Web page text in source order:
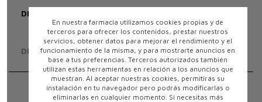
DESCRIPCIÓN
DETALLES DEL PRODUCTO
¿Qué es y para qué sirve?
En nuestra farmacia utilizamos cookies propias y de
terceros para ofrecer los contenidos, prestar nuestros
servicios, obtener datos para mejorar el rendimiento y el
funcionamiento de la misma, y para mostrarte anuncios en
base a tus preferencias. Terceros autorizados también
utilizan estas herramientas en relación a los anuncios que
muestran. Al aceptar nuestras cookies, permitirás su
instalación en tu navegador pero podrás modificarlas o
eliminarlas en cualquier momento. Si necesitas más